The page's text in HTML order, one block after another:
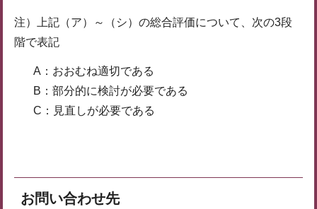
注）上記（ア）～（シ）の総合評価について、次の3段
階で表記
A：おおむね適切である
B：部分的に検討が必要である
C：見直しが必要である
お問い合わせ先